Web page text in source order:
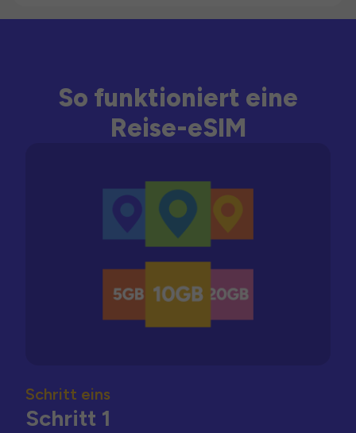
So funktioniert eine
Reise-eSIM
Schritt eins
Schritt 1